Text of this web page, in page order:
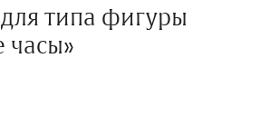
типа фигуры
часы»